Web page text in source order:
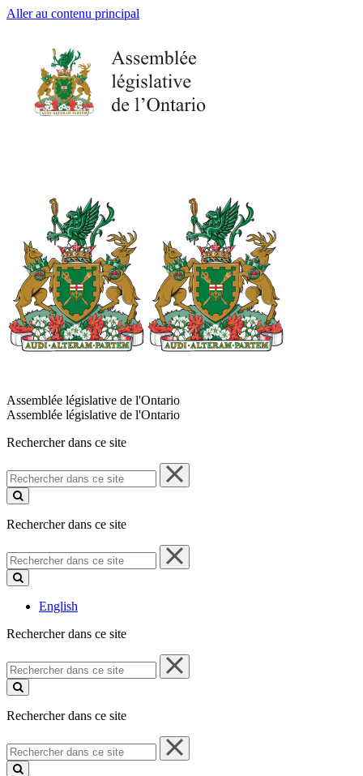
Aller au contenu principal
Assemblée législative de l'Ontario
Assemblée législative de l'Ontario
Rechercher dans ce site
Rechercher
dans
ce
Rechercher dans ce site
Rechercher
dans
ce
English
Rechercher dans ce site
Rechercher
dans
ce
Rechercher dans ce site
Rechercher
dans
ce